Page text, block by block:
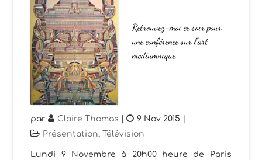
Retrouvez-moi ce soir pour
une conférence sur l’art
mediumnique
par Claire Thomas | 9 Nov 2015
Présentation, Télévision
Lundi 9 Novembre à 20h00 heure de Paris